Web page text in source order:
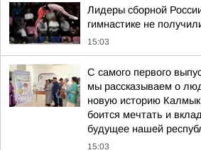
Лидеры сборной
гимнастике не
15:03
С самого первого
мы рассказываем о
новую историю
боится мечтать и
будущее нашей
15:03